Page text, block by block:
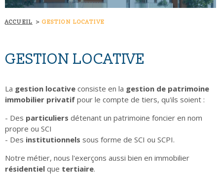
NOS MÉTIERS
CONTACT
ACCUEIL GESTION LOCATIVE
GESTION LOCATIVE
La gestion locative consiste en la gestion de patrimoine
immobilier privatif pour le compte de tiers, qu'ils soient :
- Des particuliers détenant un patrimoine foncier en nom
propre ou SCI
- Des institutionnels sous forme de SCI ou SCPI.
Notre métier, nous l'exerçons aussi bien en immobilier
résidentiel que tertiaire.